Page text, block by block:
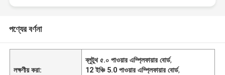
পণ্যের বর্ণনা
লক্ষণীয় করা:
ব্লুটুথ ৫.০ পাওয়ার এম্প্লিফায়ার বোর্ড,
12 ইঞ্চি 5.0 পাওয়ার এম্প্লিফায়ার বোর্ড,